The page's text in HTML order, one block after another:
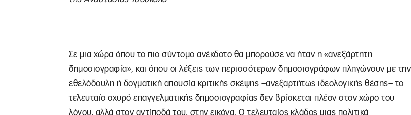
Σε μια χώρα όπου το πιο σύντομο ανέκδοτο θα μπορούσε να ήταν η «ανεξάρτητη
δημοσιογραφία», και όπου οι λέξεις των περισσότερων δημοσιογράφων πληγώνουν με την
εθελόδουλη ή δογματική απουσία κριτικής σκέψης –ανεξαρτήτως ιδεολογικής θέσης– το
τελευταίο οχυρό επαγγελματικής δημοσιογραφίας δεν βρίσκεται πλέον στον χώρο του
λόγου, αλλά στον αντίποδά του, στην εικόνα. Ο τελευταίος κλάδος μιας πολιτικά